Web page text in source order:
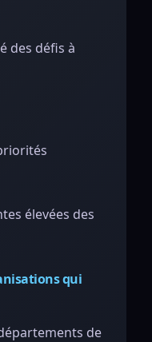
des défis à
élevées des
qui
de